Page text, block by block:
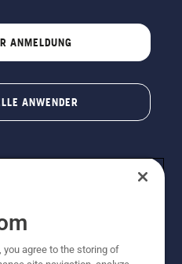
ANMELDUNG
ANWENDER
you agree to the storing of